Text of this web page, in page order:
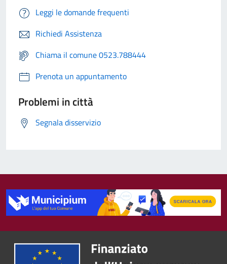
Leggi le domande frequenti
Richiedi Assistenza
Chiama il comune 0523.788444
Prenota un appuntamento
Problemi in città
Segnala disservizio